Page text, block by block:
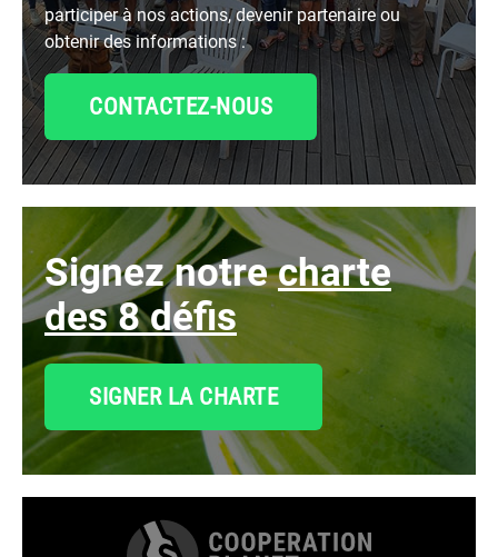
participer à nos actions, devenir partenaire ou
obtenir des informations :
CONTACTEZ-NOUS
signez notrecharte
des 8 défis
SIGNER LA CHARTE